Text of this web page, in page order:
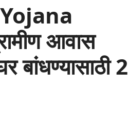
आवास
बांधण्यासाठी 2